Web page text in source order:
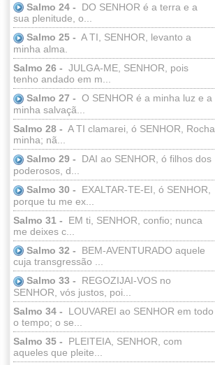
Salmo 24 -
DO SENHOR é a terra e a
sua plenitude, o...
Salmo 25 - A TI, SENHOR, levanto a
minha alma.
Salmo 26 - JULGA-ME, SENHOR, pois
tenho andado em m...
Salmo 27 - O SENHOR é a minha luz e a
minha salvaçã...
Salmo 28 - A TI clamarei, ó SENHOR, Rocha
minha; nã...
Salmo 29 -
DAI ao SENHOR, ó filhos dos
poderosos, d...
Salmo 30 -
EXALTAR-TE-EI, ó SENHOR,
porque tu me ex...
Salmo 31 -
EM ti, SENHOR, confio; nunca
me deixes c...
Salmo 32 -
BEM-AVENTURADO aquele
cuja transgressão ...
Salmo 33 -
REGOZIJAI-VOS no
SENHOR, vós justos, poi...
Salmo 34 -
LOUVAREI ao SENHOR em todo
o tempo; o se...
Salmo 35 -
PLEITEIA, SENHOR, com
aqueles que pleite...